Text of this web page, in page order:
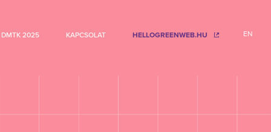
DMTK 2025 KAPCSOLAT HELLOGREENWEB.HU EN